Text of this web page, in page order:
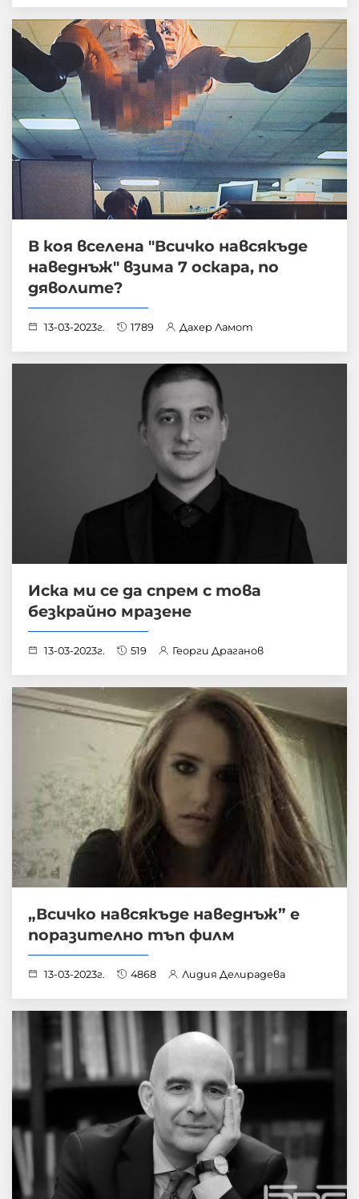
В коя вселена "Всичко навсякъде
наведнъж" взима 7 оскара, по
дяволите?
13-03-2023г. 1789 Дахер Ламот
Иска ми се да спрем с това
безкрайно мразене
13-03-2023г. 519 Георги Драганов
„Всичко навсякъде наведнъж” е
поразително тъп филм
13-03-2023г. 4868 Лидия Делирадева